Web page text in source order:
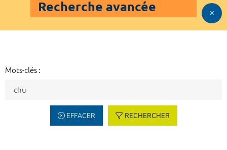
Recherche avancée
Mots-clés :
EFFACER RECHERCHER